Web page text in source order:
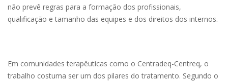
não prevê regras para a formação dos profissionais,
qualificação e tamanho das equipes e dos direitos dos internos.
Em comunidades terapêuticas como o Centradeq-Centreq, o
trabalho costuma ser um dos pilares do tratamento. Segundo o